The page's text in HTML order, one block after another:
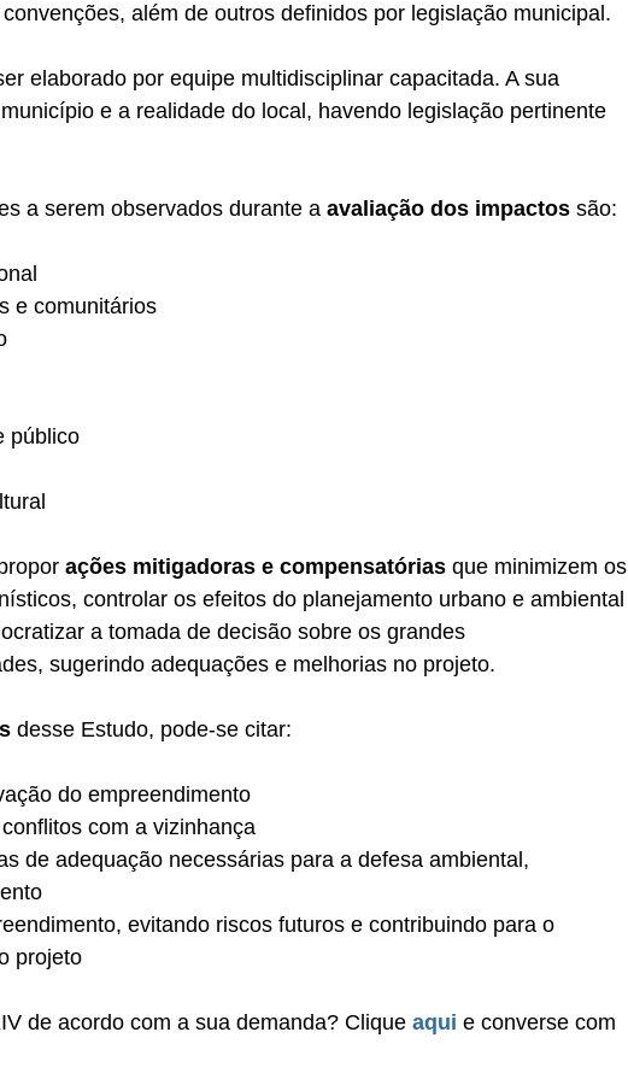
além de outros definidos por legislação municipal.
elaborado por equipe multidisciplinar capacitada. A sua
e a realidade do local, havendo legislação pertinente
a serem observados durante a avaliação dos impactos são:
e comunitários
público
ações mitigadoras e compensatórias que minimizem os
controlar os efeitos do planejamento urbano e ambiental
a tomada de decisão sobre os grandes
sugerindo adequações e melhorias no projeto.
desse Estudo, pode-se citar:
do empreendimento
com a vizinhança
de adequação necessárias para a defesa ambiental,
evitando riscos futuros e contribuindo para o
projeto
de acordo com a sua demanda? Clique aqui e converse com